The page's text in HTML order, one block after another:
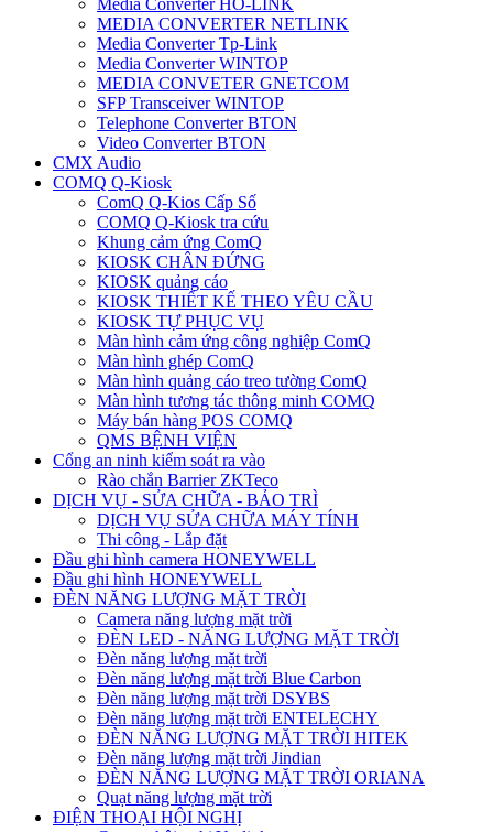
Media Converter HO-LINK
MEDIA CONVERTER NETLINK
Media Converter Tp-Link
Media Converter WINTOP
MEDIA CONVETER GNETCOM
SFP Transceiver WINTOP
Telephone Converter BTON
Video Converter BTON
CMX Audio
COMQ Q-Kiosk
ComQ Q-Kios Cấp Số
COMQ Q-Kiosk tra cứu
Khung cảm ứng ComQ
KIOSK CHÂN ĐỨNG
KIOSK quảng cáo
KIOSK THIẾT KẾ THEO YÊU CẦU
KIOSK TỰ PHỤC VỤ
Màn hình cảm ứng công nghiệp ComQ
Màn hình ghép ComQ
Màn hình quảng cáo treo tường ComQ
Màn hình tương tác thông minh COMQ
Máy bán hàng POS COMQ
QMS BỆNH VIỆN
Cổng an ninh kiểm soát ra vào
Rào chắn Barrier ZKTeco
DỊCH VỤ - SỬA CHỮA - BẢO TRÌ
DỊCH VỤ SỬA CHỮA MÁY TÍNH
Thi công - Lắp đặt
Đầu ghi hình camera HONEYWELL
Đầu ghi hình HONEYWELL
ĐÈN NĂNG LƯỢNG MẶT TRỜI
Camera năng lượng mặt trời
ĐÈN LED - NĂNG LƯỢNG MẶT TRỜI
Đèn năng lượng mặt trời
Đèn năng lượng mặt trời Blue Carbon
Đèn năng lượng mặt trời DSYBS
Đèn năng lượng mặt trời ENTELECHY
ĐÈN NĂNG LƯỢNG MẶT TRỜI HITEK
Đèn năng lượng mặt trời Jindian
ĐÈN NĂNG LƯỢNG MẶT TRỜI ORIANA
Quạt năng lượng mặt trời
ĐIỆN THOẠI HỘI NGHỊ